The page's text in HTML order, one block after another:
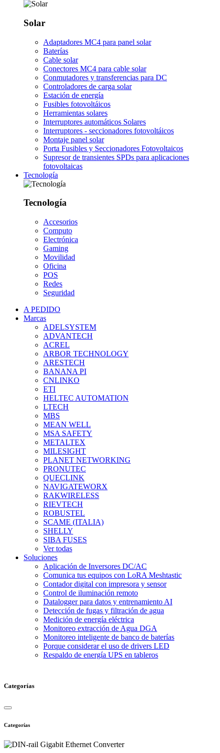
Solar
Adaptadores MC4 para panel solar
Baterías
Cable solar
Conectores MC4 para cable solar
Conmutadores y transferencias para DC
Controladores de carga solar
Estación de energía
Fusibles fotovoltáicos
Herramientas solares
Interruptores automáticos Solares
Interruptores - seccionadores fotovoltáicos
Montaje panel solar
Porta Fusibles y Seccionadores Fotovoltaicos
Supresor de transientes SPDs para aplicaciones
fotovoltaicas
Tecnología
Tecnología
Accesorios
Computo
Electrónica
Gaming
Movilidad
Oficina
POS
Redes
Seguridad
A PEDIDO
Marcas
ADELSYSTEM
ADVANTECH
ACREL
ARBOR TECHNOLOGY
ARESTECH
BANANA PI
CNLINKO
ETI
HELTEC AUTOMATION
LTECH
MBS
MEAN WELL
MSA SAFETY
METALTEX
MILESIGHT
PLANET NETWORKING
PRONUTEC
QUECLINK
NAVIGATEWORX
RAKWIRELESS
RIEVTECH
ROBUSTEL
SCAME (ITALIA)
SHELLY
SIBA FUSES
Ver todas
Soluciones
Aplicación de Inversores DC/AC
Comunica tus equipos con LoRA Meshtastic
Contador digital con impresora y sensor
Control de iluminación remoto
Datalogger para datos y entrenamiento AI
Detección de fugas y filtración de agua
Medición de energía eléctrica
Monitoreo extracción de Agua DGA
Monitoreo inteligente de banco de baterías
Porque considerar el uso de drivers LED
Respaldo de energía UPS en tableros
Categorías
Categorías